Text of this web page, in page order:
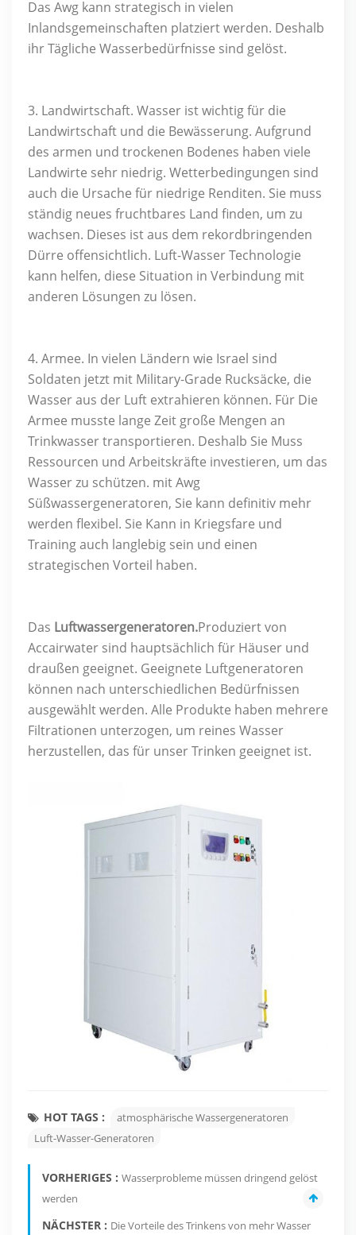
Das Awg kann strategisch in vielen
Inlandsgemeinschaften platziert werden. Deshalb
ihr Tägliche Wasserbedürfnisse sind gelöst.
3. Landwirtschaft. Wasser ist wichtig für die
Landwirtschaft und die Bewässerung. Aufgrund
des armen und trockenen Bodenes haben viele
Landwirte sehr niedrig. Wetterbedingungen sind
auch die Ursache für niedrige Renditen. Sie muss
ständig neues fruchtbares Land finden, um zu
wachsen. Dieses ist aus dem rekordbringenden
Dürre offensichtlich. Luft-Wasser Technologie
kann helfen, diese Situation in Verbindung mit
anderen Lösungen zu lösen.
4. Armee. In vielen Ländern wie Israel sind
Soldaten jetzt mit Military-Grade Rucksäcke, die
Wasser aus der Luft extrahieren können. Für Die
Armee musste lange Zeit große Mengen an
Trinkwasser transportieren. Deshalb Sie Muss
Ressourcen und Arbeitskräfte investieren, um das
Wasser zu schützen. mit Awg
Süßwassergeneratoren, Sie kann definitiv mehr
werden flexibel. Sie Kann in Kriegsfare und
Training auch langlebig sein und einen
strategischen Vorteil haben.
Das Luftwassergeneratoren.Produziert von
Accairwater sind hauptsächlich für Häuser und
draußen geeignet. Geeignete Luftgeneratoren
können nach unterschiedlichen Bedürfnissen
ausgewählt werden. Alle Produkte haben mehrere
Filtrationen unterzogen, um reines Wasser
herzustellen, das für unser Trinken geeignet ist.
HOT TAGS :
atmosphärische Wassergeneratoren
Luft-Wasser-Generatoren
VORHERIGES : Wasserprobleme müssen dringend gelöst
werden
NÄCHSTER : Die Vorteile des Trinkens von mehr Wasser